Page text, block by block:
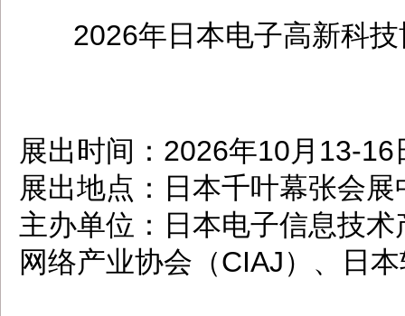
2026年日本电子高新科
展出时间：2026年10月13-16
展出地点：日本千叶幕张会展
主办单位：日本电子信息技
网络产业协会（CIAJ）、日